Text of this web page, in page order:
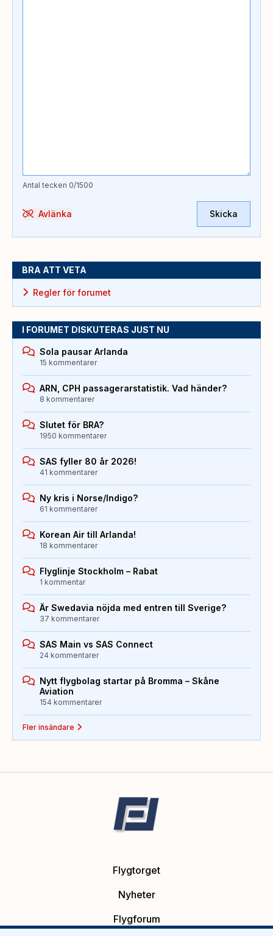
Antal tecken 0/1500
Avlänka Skicka
BRA ATT VETA
Regler för forumet
I FORUMET DISKUTERAS JUST NU
Sola pausar Arlanda
15 kommentarer
ARN, CPH passagerarstatistik. Vad händer?
8 kommentarer
Slutet för BRA?
1950 kommentarer
SAS fyller 80 år 2026!
41 kommentarer
Ny kris i Norse/Indigo?
61 kommentarer
Korean Air till Arlanda!
18 kommentarer
Flyglinje Stockholm – Rabat
1 kommentar
Är Swedavia nöjda med entren till Sverige?
37 kommentarer
SAS Main vs SAS Connect
24 kommentarer
Nytt flygbolag startar på Bromma – Skåne
Aviation
154 kommentarer
Fler insändare
Flygtorget
Nyheter
Flygforum